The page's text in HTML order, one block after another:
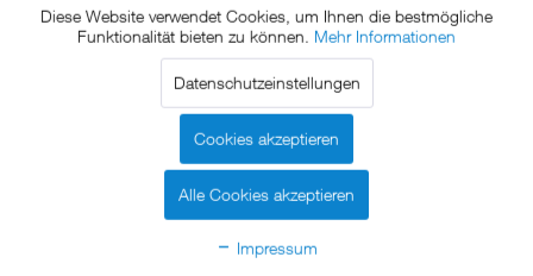
Mit xMount@Air für die Lüftung befestigen Sie Ihr iPhone 16 sicher
an den Lamellen des Lüftungsschachtes Ihres Fahrzeugs.
Mit xMount@Car für die Lüftung navigiert Sie Ihr iPhone 16 in
angenehmer Sichtweite an das gewünschte Fahrtziel, versorgt Sie
unterwegs mit Ihrer Lieblingsmusik und ist immer zum Telefonieren
während einer kurzen Pause Ihre E-Mails bearbeiten, die nächsten
Diese Website verwendet Cookies, um Ihnen die bestmögliche
Funktionalität bieten zu können. Mehr Informationen
Datenschutzeinstellungen
Cookies akzeptieren
Alle Cookies akzeptieren
Impressum